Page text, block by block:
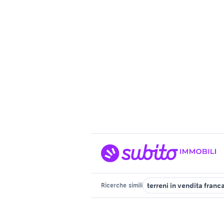
Ricerche simili terreni in vendita